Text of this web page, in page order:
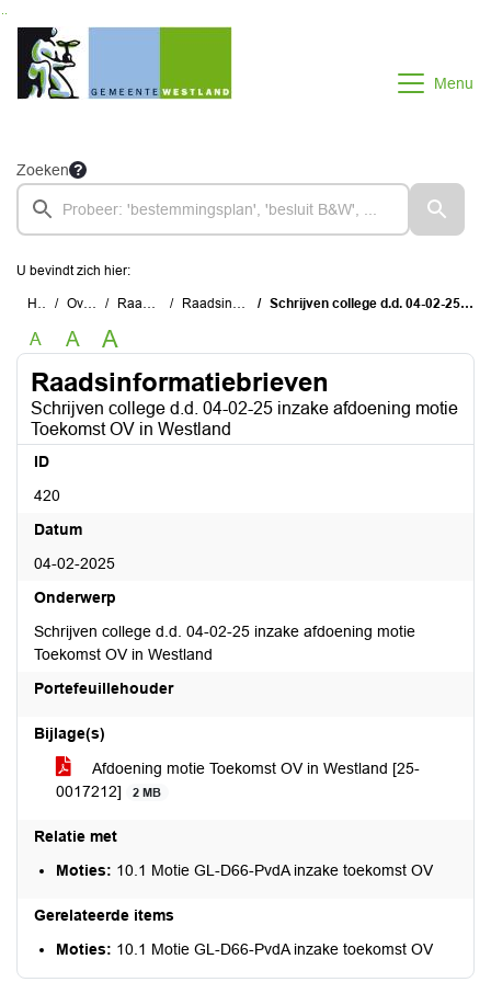
Ga naar de inhoud van deze pagina
Ga naar het zoeken
Ga naar het menu
Menu
Zoeken
U bevindt zich hier:
Home Overzichten Raadsinformatie Raadsinformatiebrieven Schrijven college d.d. 04-02-25 inzake afdoening motie Toekomst OV in Westland
A A A
Raadsinformatiebrieven
Schrijven college d.d. 04-02-25 inzake afdoening motie
Toekomst OV in Westland
ID
420
Datum
04-02-2025
Onderwerp
Schrijven college d.d. 04-02-25 inzake afdoening motie
Toekomst OV in Westland
Portefeuillehouder
Bijlage(s)
Afdoening motie Toekomst OV in Westland [25-
0017212]
2 MB
Relatie met
Moties: 10.1 Motie GL-D66-PvdA inzake toekomst OV
Gerelateerde items
Moties: 10.1 Motie GL-D66-PvdA inzake toekomst OV